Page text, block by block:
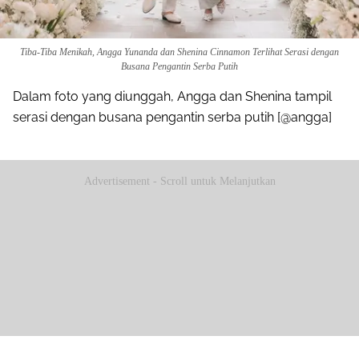
Tiba-Tiba Menikah, Angga Yunanda dan Shenina Cinnamon Terlihat Serasi dengan
Busana Pengantin Serba Putih
Dalam foto yang diunggah, Angga dan Shenina tampil
serasi dengan busana pengantin serba putih [@angga]
Advertisement - Scroll untuk Melanjutkan